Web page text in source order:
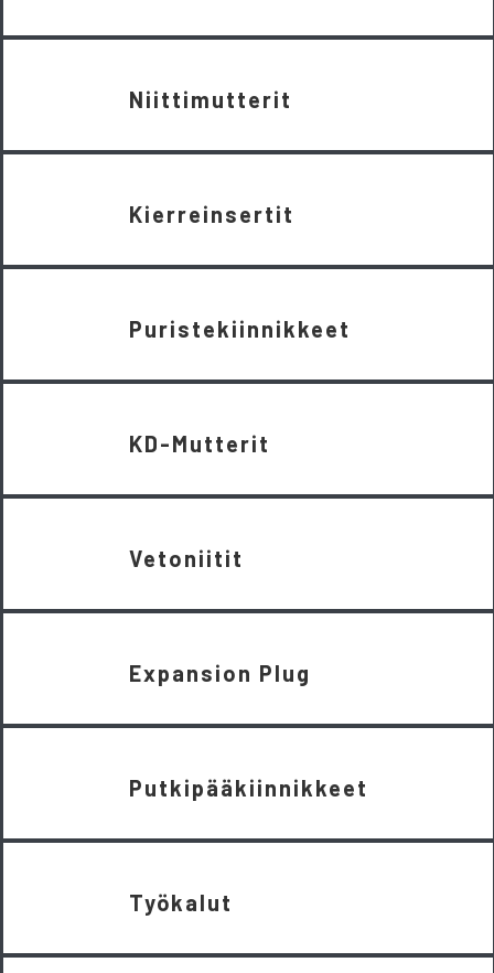
Niittimutterit
Kierreinsertit
Puristekiinnikkeet
KD-Mutterit
Vetoniitit
Expansion Plug
Putkipääkiinnikkeet
Työkalut